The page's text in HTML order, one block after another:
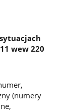
wew 220
(numery